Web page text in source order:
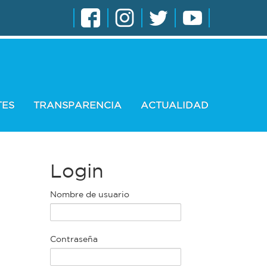
TRANSPARENCIA ACTUALIDAD
Login
Nombre de usuario
Contraseña